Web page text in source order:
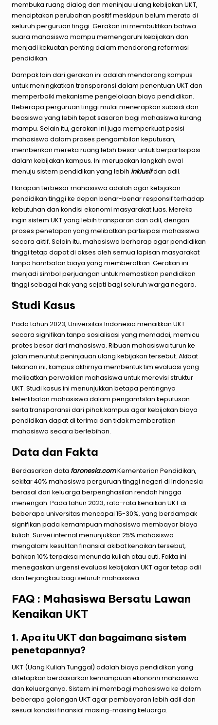
membuka ruang dialog dan meninjau ulang kebijakan UKT,
menciptakan perubahan positif meskipun belum merata di
seluruh perguruan tinggi. Gerakan ini membuktikan bahwa
suara mahasiswa mampu memengaruhi kebijakan dan
menjadi kekuatan penting dalam mendorong reformasi
pendidikan.
Dampak lain dari gerakan ini adalah mendorong kampus
untuk meningkatkan transparansi dalam penentuan UKT dan
memperbaiki mekanisme pengelolaan biaya pendidikan.
Beberapa perguruan tinggi mulai menerapkan subsidi dan
beasiswa yang lebih tepat sasaran bagi mahasiswa kurang
mampu. Selain itu, gerakan ini juga memperkuat posisi
mahasiswa dalam proses pengambilan keputusan,
memberikan mereka ruang lebih besar untuk berpartisipasi
dalam kebijakan kampus. Ini merupakan langkah awal
menuju sistem pendidikan yang lebih inklusifdan adil.
Harapan terbesar mahasiswa adalah agar kebijakan
pendidikan tinggi ke depan benar-benar responsif terhadap
kebutuhan dan kondisi ekonomi masyarakat luas. Mereka
ingin sistem UKT yang lebih transparan dan adil, dengan
proses penetapan yang melibatkan partisipasi mahasiswa
secara aktif. Selain itu, mahasiswa berharap agar pendidikan
tinggi tetap dapat di akses oleh semua lapisan masyarakat
tanpa hambatan biaya yang memberatkan. Gerakan ini
menjadi simbol perjuangan untuk memastikan pendidikan
tinggi sebagai hak yang sejati bagi seluruh warga negara.
Studi Kasus
Pada tahun 2023, Universitas Indonesia menaikkan UKT
secara signifikan tanpa sosialisasi yang memadai, memicu
protes besar dari mahasiswa. Ribuan mahasiswa turun ke
jalan menuntut peninjauan ulang kebijakan tersebut. Akibat
tekanan ini, kampus akhirnya membentuk tim evaluasi yang
melibatkan perwakilan mahasiswa untuk merevisi struktur
UKT. Studi kasus ini menunjukkan betapa pentingnya
keterlibatan mahasiswa dalam pengambilan keputusan
serta transparansi dari pihak kampus agar kebijakan biaya
pendidikan dapat di terima dan tidak memberatkan
mahasiswa secara berlebihan.
Data dan Fakta
Berdasarkan data faronesia.comKementerian Pendidikan,
sekitar 40% mahasiswa perguruan tinggi negeri di Indonesia
berasal dari keluarga berpenghasilan rendah hingga
menengah. Pada tahun 2023, rata-rata kenaikan UKT di
beberapa universitas mencapai 15-30%, yang berdampak
signifikan pada kemampuan mahasiswa membayar biaya
kuliah. Survei internal menunjukkan 25% mahasiswa
mengalami kesulitan finansial akibat kenaikan tersebut,
bahkan 10% terpaksa menunda kuliah atau cuti. Fakta ini
menegaskan urgensi evaluasi kebijakan UKT agar tetap adil
dan terjangkau bagi seluruh mahasiswa.
FAQ : Mahasiswa Bersatu Lawan
Kenaikan UKT
1. Apa itu UKT dan bagaimana sistem
penetapannya?
UKT (Uang Kuliah Tunggal) adalah biaya pendidikan yang
ditetapkan berdasarkan kemampuan ekonomi mahasiswa
dan keluarganya. Sistem ini membagi mahasiswa ke dalam
beberapa golongan UKT agar pembayaran lebih adil dan
sesuai kondisi finansial masing-masing keluarga.